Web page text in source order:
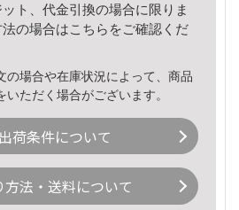
ト、代金引換の場合に限りま
の場合はこちら をご確認くだ
場合や在庫状況によって、商品
ただく場合がございます。
荷条件について
方法・送料について